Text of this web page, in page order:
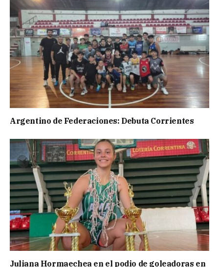
Argentino de Federaciones: Debuta Corrientes
Juliana Hormaechea en el podio de goleadoras en